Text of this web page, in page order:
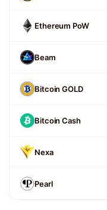
Ethereum PoW
Beam
Bitcoin GOLD
Bitcoin Cash
Nexa
Pearl